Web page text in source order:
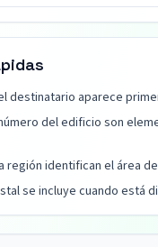
destinatario aparece
del edificio son
región identifican el área
se incluye cuando está